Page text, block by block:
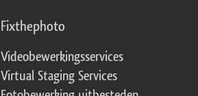
Fixthephoto
Videobewerkingsservices
Virtual Staging Services